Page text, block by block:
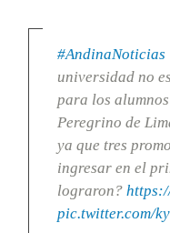
#AndinaNoticias
universidad no
para los
Peregrino de
ya que tres
ingresar en el
lograron?
pic.twitter.com/